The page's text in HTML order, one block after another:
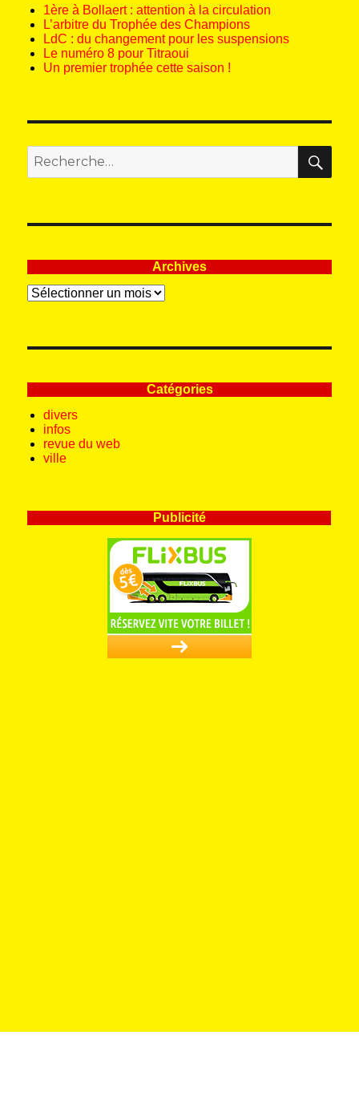
1ère à Bollaert : attention à la circulation
L’arbitre du Trophée des Champions
LdC : du changement pour les suspensions
Le numéro 8 pour Titraoui
Un premier trophée cette saison !
Recherche
pour
:
Archives
Archives
Catégories
divers
infos
revue du web
ville